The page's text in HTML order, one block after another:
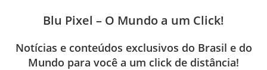
Blu Pixel – O Mundo a um Click!
Notícias e conteúdos exclusivos do Brasil e do
Mundo para você a um click de distância!